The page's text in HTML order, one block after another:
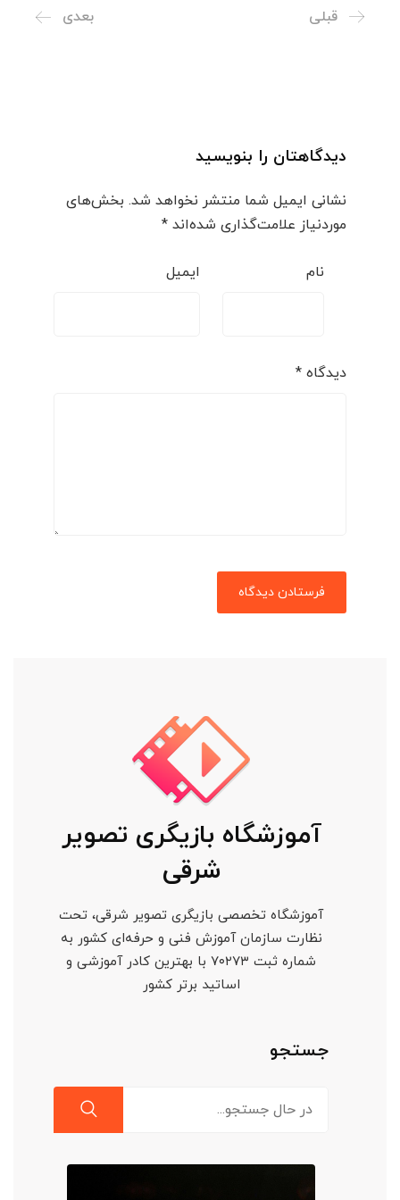
قبلی بعدی
دیدگاهتان را بنویسید
نشانی ایمیل شما منتشر نخواهد شد. بخش‌های
موردنیاز علامت‌گذاری شده‌اند *
نام ایمیل
دیدگاه *
آموزشگاه بازیگری تصویر
شرقی
آموزشگاه تخصصی بازیگری تصویر شرقی، تحت
نظارت سازمان آموزش فنی و حرفه‌ای کشور به
شماره ثبت ۷۰۲۷۳ با بهترین کادر آموزشی و
اساتید برتر کشور
جستجو